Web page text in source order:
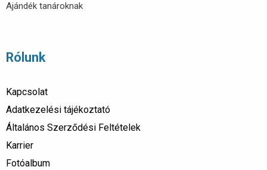
Ajándék tanároknak
Rólunk
Kapcsolat
Adatkezelési tájékoztató
Általános Szerződési Feltételek
Karrier
Fotóalbum